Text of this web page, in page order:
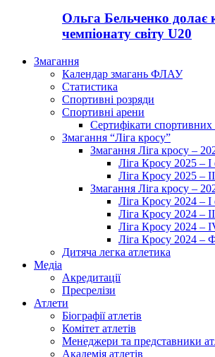
Ольга Бельченко долає
чемпіонату світу U20
Змагання
Календар змагань ФЛАУ
Статистика
Спортивні розряди
Спортивні арени
Сертифікати спортивних
Змагання “Ліга кросу”
Змагання Ліга кросу –
Ліга Кросу 2025 – I
Ліга Кросу 2025 –
Змагання Ліга кросу –
Ліга Кросу 2024 – I
Ліга Кросу 2024 –
Ліга Кросу 2024 –
Ліга Кросу 2024 –
Дитяча легка атлетика
Медіа
Акредитації
Пресрелізи
Атлети
Біографії атлетів
Комітет атлетів
Менеджери та представники
Академія атлетів